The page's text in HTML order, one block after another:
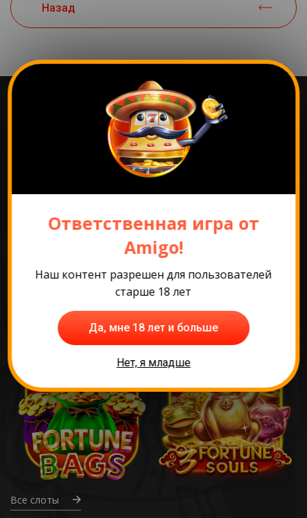
Назад
Самые популярные
Все слоты
Ответственная игра от
Amigo!
Наш контент разрешен для пользователей
старше 18 лет
Да, мне 18 лет и больше
Нет, я младше